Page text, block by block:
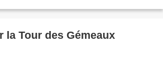
la Tour des Gémeaux